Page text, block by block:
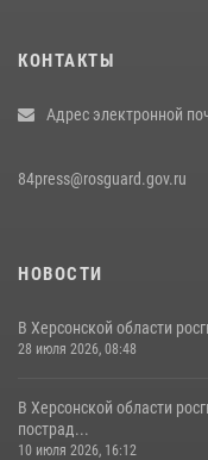
КОНТАКТЫ
Адрес электронной
84press@rosguard.gov.ru
НОВОСТИ
В Херсонской области
28 июля 2026, 08:48
В Херсонской области
пострад...
10 июля 2026, 16:12